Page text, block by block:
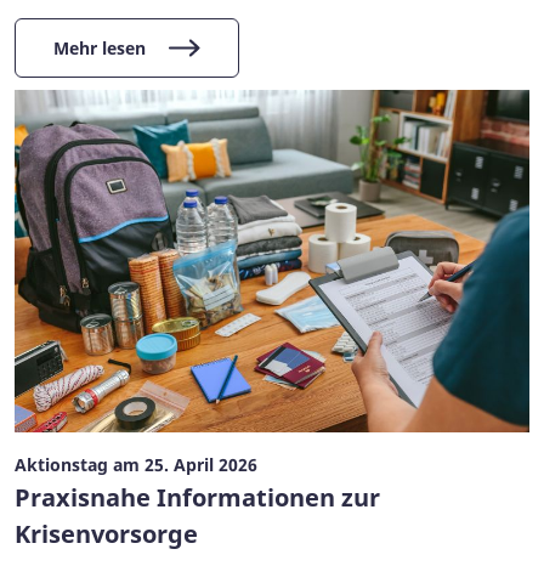
Mehr lesen
Aktionstag am 25. April 2026
Praxisnahe Informationen zur
Krisenvorsorge